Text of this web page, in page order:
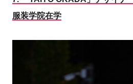
服装学院在学